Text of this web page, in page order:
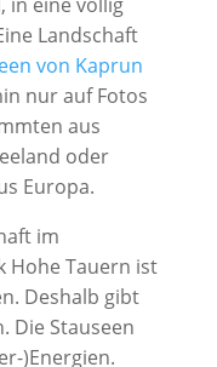
Landschaft
von Kaprun
nur auf Fotos
aus
oder
Europa.
im
Hohe Tauern ist
Deshalb gibt
Die Stauseen
)Energien.